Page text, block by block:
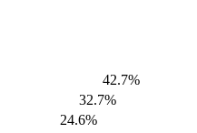
42.7%
32.7%
24.6%